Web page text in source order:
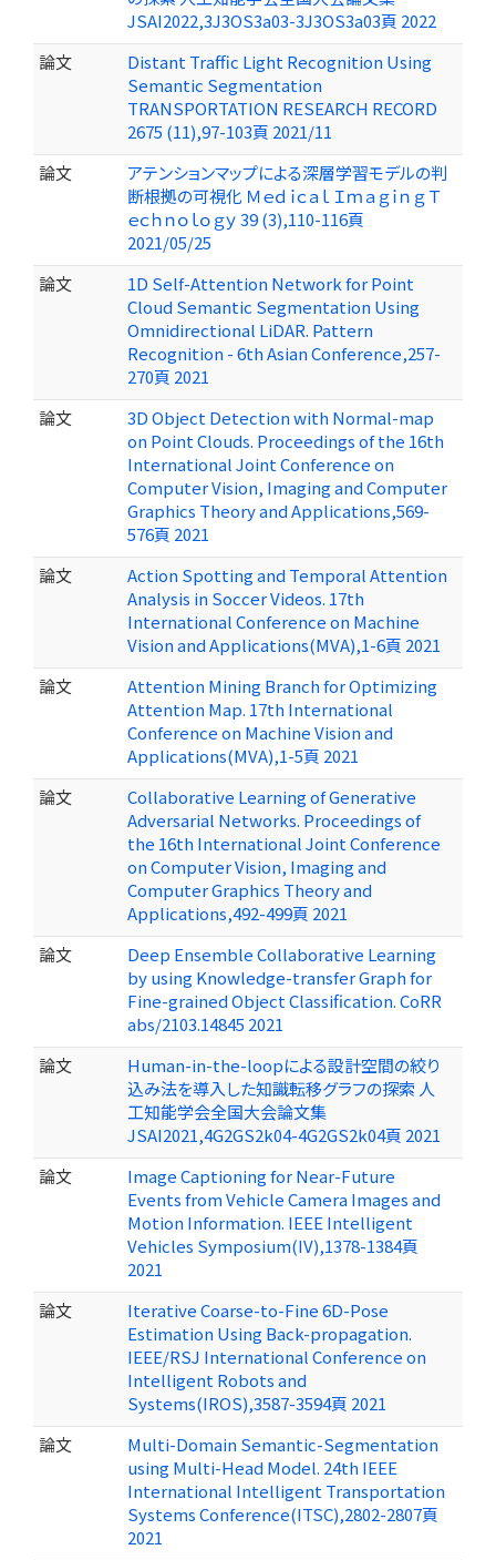
JSAI2022,3J3OS3a03-3J3OS3a03頁 2022
論文
Distant Traffic Light Recognition Using
Semantic Segmentation
TRANSPORTATION RESEARCH RECORD
2675 (11),97-103頁 2021/11
論文
アテンションマップによる深層学習モデルの判
断根拠の可視化 Ｍｅｄｉｃａｌ Ｉｍａｇｉｎｇ Ｔ
ｅｃｈｎｏｌｏｇｙ 39 (3),110-116頁
2021/05/25
論文
1D Self-Attention Network for Point
Cloud Semantic Segmentation Using
Omnidirectional LiDAR. Pattern
Recognition - 6th Asian Conference,257-
270頁 2021
論文
3D Object Detection with Normal-map
on Point Clouds. Proceedings of the 16th
International Joint Conference on
Computer Vision, Imaging and Computer
Graphics Theory and Applications,569-
576頁 2021
論文
Action Spotting and Temporal Attention
Analysis in Soccer Videos. 17th
International Conference on Machine
Vision and Applications(MVA),1-6頁 2021
論文
Attention Mining Branch for Optimizing
Attention Map. 17th International
Conference on Machine Vision and
Applications(MVA),1-5頁 2021
論文
Collaborative Learning of Generative
Adversarial Networks. Proceedings of
the 16th International Joint Conference
on Computer Vision, Imaging and
Computer Graphics Theory and
Applications,492-499頁 2021
論文
Deep Ensemble Collaborative Learning
by using Knowledge-transfer Graph for
Fine-grained Object Classification. CoRR
abs/2103.14845 2021
論文
Human-in-the-loopによる設計空間の絞り
込み法を導入した知識転移グラフの探索 人
工知能学会全国大会論文集
JSAI2021,4G2GS2k04-4G2GS2k04頁 2021
論文
Image Captioning for Near-Future
Events from Vehicle Camera Images and
Motion Information. IEEE Intelligent
Vehicles Symposium(IV),1378-1384頁
2021
論文
Iterative Coarse-to-Fine 6D-Pose
Estimation Using Back-propagation.
IEEE/RSJ International Conference on
Intelligent Robots and
Systems(IROS),3587-3594頁 2021
論文
Multi-Domain Semantic-Segmentation
using Multi-Head Model. 24th IEEE
International Intelligent Transportation
Systems Conference(ITSC),2802-2807頁
2021